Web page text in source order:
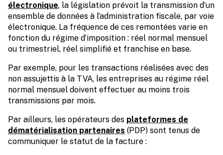
électronique, la législation prévoit la transmission d’un
ensemble de données à l’administration fiscale, par voie
électronique. La fréquence de ces remontées varie en
fonction du régime d’imposition : réel normal mensuel
ou trimestriel, réel simplifié et franchise en base.
Par exemple, pour les transactions réalisées avec des
non assujettis à la TVA, les entreprises au régime réel
normal mensuel doivent effectuer au moins trois
transmissions par mois.
Par ailleurs, les opérateurs des plateformes de
dématérialisation partenaires (PDP) sont tenus de
communiquer le statut de la facture :